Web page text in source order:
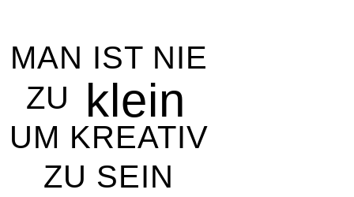
MAN IST NIE
ZU
klein
UM KREATIV
ZU SEIN